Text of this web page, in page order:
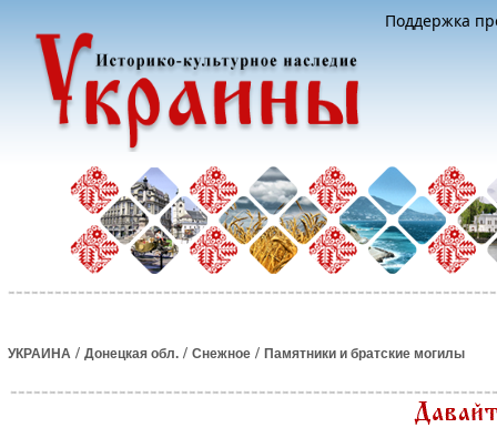
Поддержка
УКРАИНА / Донецкая обл. / Снежное / Памятники и братские могилы